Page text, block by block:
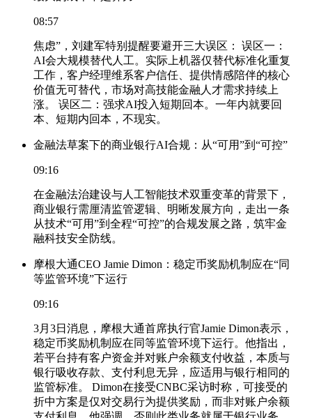
08:57
焦虑”，刘建军特别提醒要避开三大误区： 误区一：
AI会大规模替代人工。实际上机器仅替代标准化重复
工作，客户经理维系客户信任、提供情感陪伴的核心
价值无可替代，市场对高技能金融人才需求持续上
涨。 误区二：强求AI投入短期回本。一年内就要回
本、短期内回本，不现实。
金融法草案下的商业银行AI合规：从“可用”到“可控”
09:16
在金融法治建设与人工智能技术双重变革的背景下，
商业银行需厘清监管逻辑、明晰发展方向，走出一条
从技术“可用”到全程“可控”的合规发展之路，筑牢金
融科技安全防线。
摩根大通CEO Jamie Dimon：稳定币奖励机制应在“同
等监管环境”下运行
09:16
3月3日消息，摩根大通首席执行官Jamie Dimon表示，
稳定币奖励机制应在同等监管环境下运行。他指出，
若平台持有客户资金并对账户余额支付收益，本质与
银行吸收存款、支付利息无异，应适用与银行相同的
监管标准。 Dimon在接受CNBC采访时称，可接受的
折中方案是仅对交易行为提供奖励，而非对账户余额